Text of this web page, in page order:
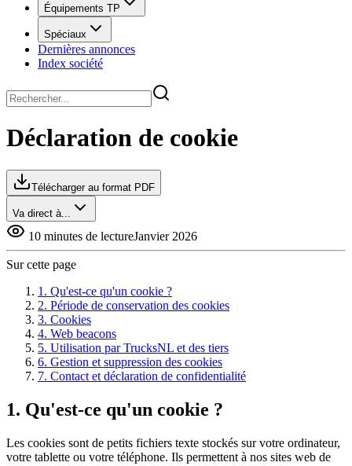
Équipements TP
Spéciaux
Dernières annonces
Index société
Déclaration de cookie
Télécharger au format PDF
Va direct à...
10 minutes de lectureJanvier 2026
Sur cette page
1. Qu'est-ce qu'un cookie ?
2. Période de conservation des cookies
3. Cookies
4. Web beacons
5. Utilisation par TrucksNL et des tiers
6. Gestion et suppression des cookies
7. Contact et déclaration de confidentialité
1. Qu'est-ce qu'un cookie ?
Les cookies sont de petits fichiers texte stockés sur votre ordinateur,
votre tablette ou votre téléphone. Ils permettent à nos sites web de